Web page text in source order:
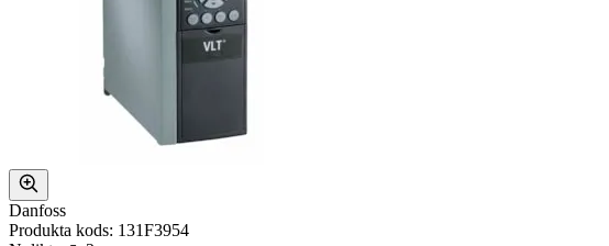
Danfoss
Produkta kods: 131F3954